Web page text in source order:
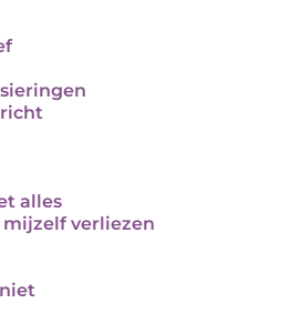
alles
verliezen